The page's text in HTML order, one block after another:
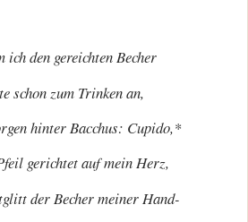
ich den gereichten Becher
schon zum Trinken an,
hinter Bacchus: Cupido,*
gerichtet auf mein Herz,
der Becher meiner Hand-